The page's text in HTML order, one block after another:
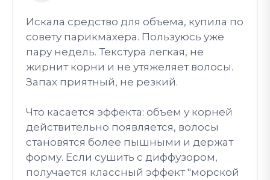
Искала средство для объема, купила по
совету парикмахера. Пользуюсь уже
пару недель. Текстура легкая, не
жирнит корни и не утяжеляет волосы.
Запах приятный, не резкий.
Что касается эффекта: объем у корней
действительно появляется, волосы
становятся более пышными и держат
форму. Если сушить с диффузором,
получается классный эффект "морской